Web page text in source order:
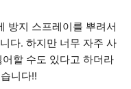
방지 스프레이를 뿌려서
다. 하지만 너무 자주 사
할 수도 있다고 하더라
니다!!